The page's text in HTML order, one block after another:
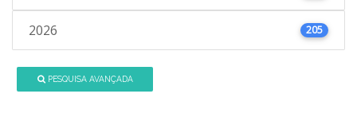
2026 205
PESQUISA AVANÇADA